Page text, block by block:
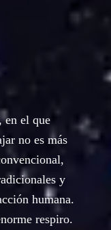
en el que
no es más
y
humana.
respiro.